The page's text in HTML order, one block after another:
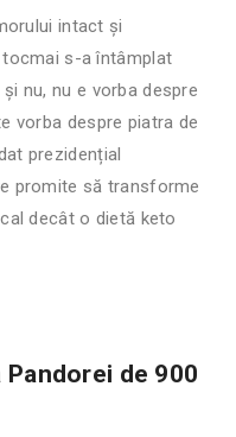
intact și
s-a întâmplat
nu, nu e vorba despre
vorba despre piatra de
prezidențial
promite să transforme
decât o dietă keto
de 900